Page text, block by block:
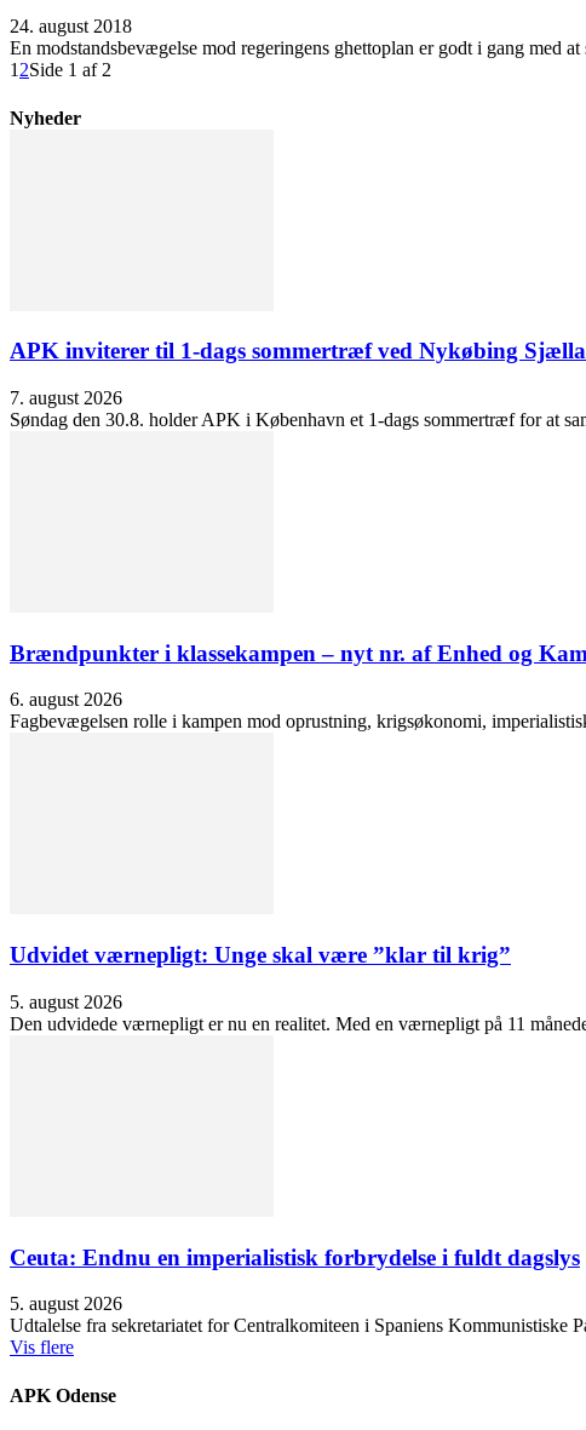
24. august 2018
En modstandsbevægelse mod regeringens ghettoplan er godt i gang med
1 2Side 1 af 2
Nyheder
APK inviterer til 1-dags sommertræf ved Nykøbing
7. august 2026
Søndag den 30.8. holder APK i København et 1-dags sommertræf for at
Brændpunkter i klassekampen – nyt nr. af Enhed og
6. august 2026
Fagbevægelsen rolle i kampen mod oprustning, krigsøkonomi,
Udvidet værnepligt: Unge skal være ”klar til krig”
5. august 2026
Den udvidede værnepligt er nu en realitet. Med en værnepligt på 11
Ceuta: Endnu en imperialistisk forbrydelse i fuldt dagslys
5. august 2026
Udtalelse fra sekretariatet for Centralkomiteen i Spaniens Kommunistiske
Vis flere
APK Odense